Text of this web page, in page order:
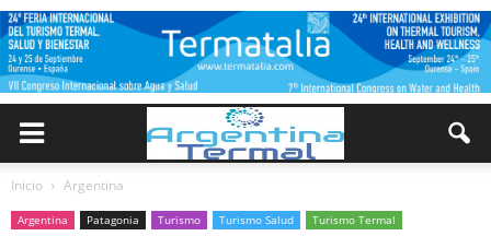
Inicio Argentina
Argentina Patagonia Turismo Turismo Salud Turismo Termal